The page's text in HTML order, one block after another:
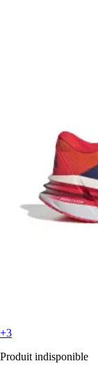
+3
Produit indisponible